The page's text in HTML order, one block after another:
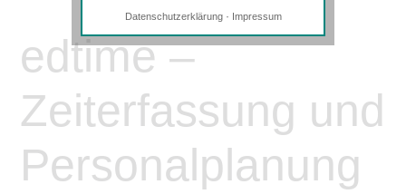
edtime
Zeiterfassung und
Personalplanung
edtime –
Zeiterfassung und
Personalplanung
Notwendige Cookies
Diese Cookies sind erforderlich, um die
grundlegende Funktionalität der Website
zu sichern.
Tracking- und Targeting-Cookies
Diese Cookies sind erforderlich, um
unsere Website auf Ihre Bedürfnisse hin
bedarfsgerechte Gestaltung und
fortlaufende Verbesserung unseres
Angebotes einschließlich der
Datenschutzerklärung· Impressum